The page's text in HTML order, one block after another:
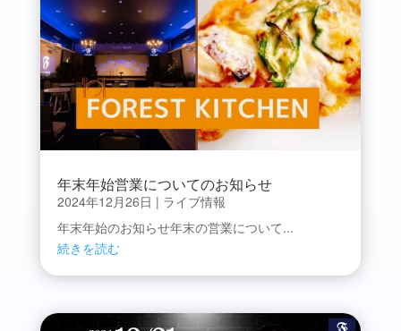
年末年始営業についてのお知らせ
2024年12月26日 | ライブ情報
年末年始のお知らせ年末の営業について...
続きを読む